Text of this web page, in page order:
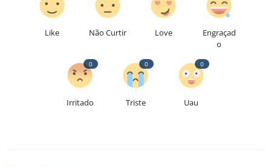
Like Não Curtir Love
Engraçad
o
Irritado
0
Triste
0
Uau
0